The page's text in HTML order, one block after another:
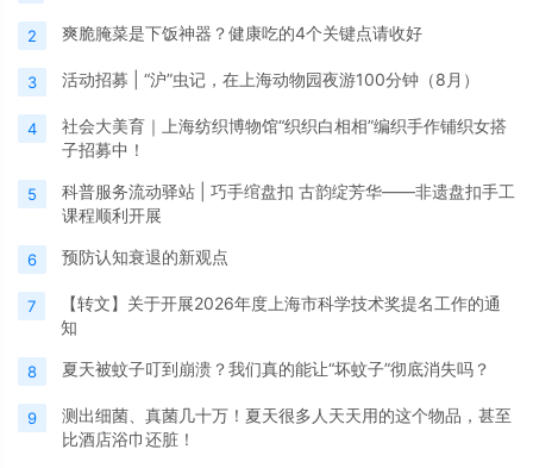
2 爽脆腌菜是下饭神器？健康吃的4个关键点请收好
3 活动招募 | “沪”虫记，在上海动物园夜游100分钟（8月）
4
社会大美育｜上海纺织博物馆“织织白相相”编织手作铺织女搭
子招募中！
5
科普服务流动驿站 | 巧手绾盘扣 古韵绽芳华——非遗盘扣手工
课程顺利开展
6 预防认知衰退的新观点
7
【转文】关于开展2026年度上海市科学技术奖提名工作的通
知
8 夏天被蚊子叮到崩溃？我们真的能让“坏蚊子”彻底消失吗？
9
测出细菌、真菌几十万！夏天很多人天天用的这个物品，甚至
比酒店浴巾还脏！